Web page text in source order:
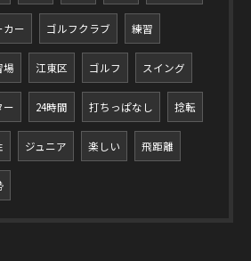
カー ゴルフクラブ 練習
場 江東区 ゴルフ スイング
ー 24時間 打ちっぱなし 捻転
ジュニア 楽しい 飛距離